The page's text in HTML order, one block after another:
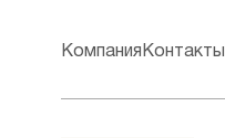
Компания Контакты